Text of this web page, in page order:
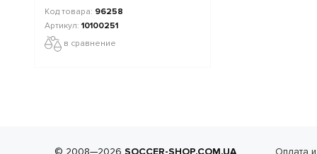
96258
10100251
в сравнение